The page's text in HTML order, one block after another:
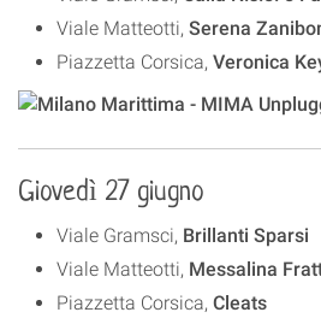
Viale Matteotti, Serena
Piazzetta Corsica, Veronica
Giovedì 27 giugno
Viale Gramsci, Brillanti Sparsi
Viale Matteotti, Messalina
Piazzetta Corsica, Cleats